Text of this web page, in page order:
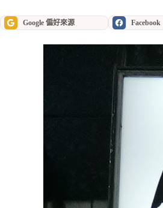
Google 偏好來源 Facebook